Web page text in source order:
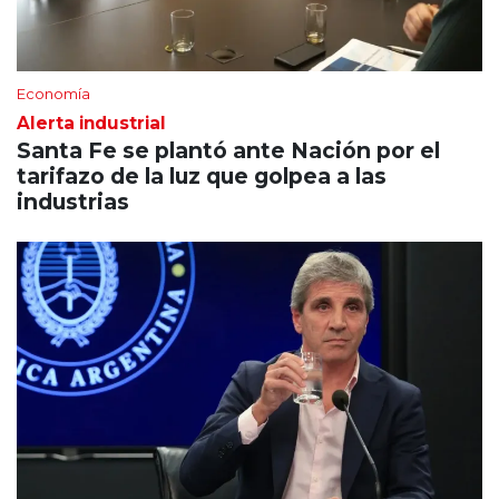
Economía
Alerta industrial
Santa Fe se plantó ante Nación por el
tarifazo de la luz que golpea a las
industrias